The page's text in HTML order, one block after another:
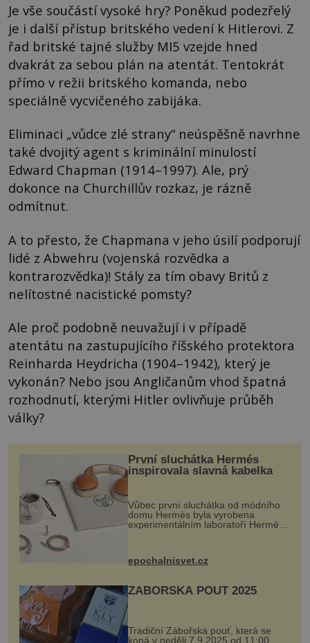
Je vše součástí vysoké hry? Poněkud podezřelý
je i další přístup britského vedení k Hitlerovi. Z
řad britské tajné služby MI5 vzejde hned
dvakrát za sebou plán na atentát. Tentokrát
přímo v režii britského komanda, nebo
speciálně vycvičeného zabijáka.
Eliminaci „vůdce zlé strany“ neúspěšně navrhne
také dvojitý agent s kriminální minulostí
Edward Chapman (1914–1997). Ale, prý
dokonce na Churchillův rozkaz, je rázně
odmítnut.
A to přesto, že Chapmana v jeho úsilí podporují
lidé z Abwehru (vojenská rozvědka a
kontrarozvědka)! Stály za tím obavy Britů z
nelítostné nacistické pomsty?
Ale proč podobně neuvažují i v případě
atentátu na zastupujícího říšského protektora
Reinharda Heydricha (1904–1942), který je
vykonán? Nebo jsou Angličanům vhod špatná
rozhodnutí, kterými Hitler ovlivňuje průběh
války?
První sluchátka Hermés
inspirovala slavná kabelka
Vůbec první sluchátka od módního
domu Hermès byla vyrobena
experimentálním laboratoří Hermès
kovový...
epochalnisvet.cz
ZÁBOŘSKÁ POUŤ 2025
Tradiční Zábořská pouť, která se
koná v neděli 7.9.2025 od 11:00